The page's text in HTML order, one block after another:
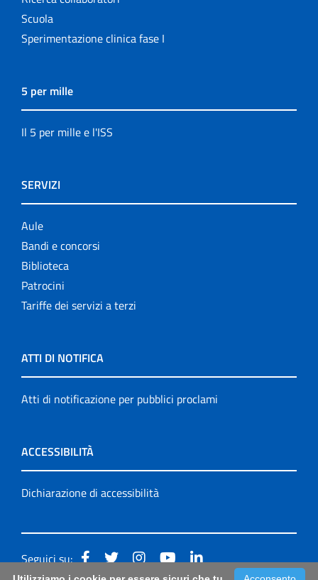
Scuola
Sperimentazione clinica fase I
5 per mille
Il 5 per mille e l'ISS
SERVIZI
Aule
Bandi e concorsi
Biblioteca
Patrocini
Tariffe dei servizi a terzi
ATTI DI NOTIFICA
Atti di notificazione per pubblici proclami
ACCESSIBILITÀ
Dichiarazione di accessibilità
Seguici su: